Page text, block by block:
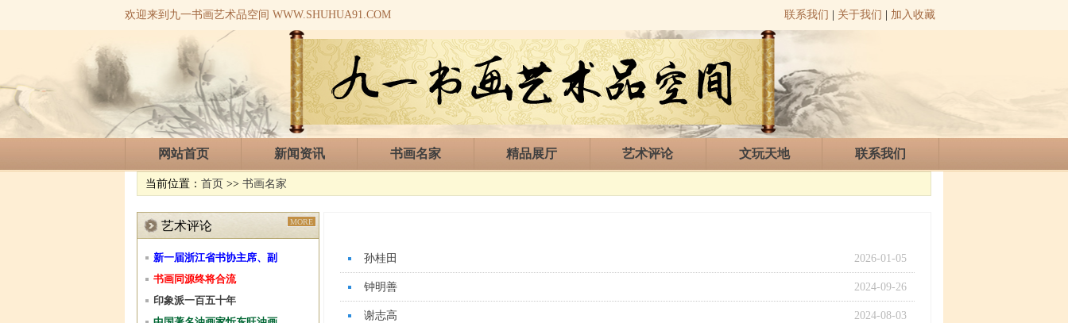
欢迎来到九一书画艺术品空间 WWW.SHUHUA91.COM 联系我们 关于我们 加入收藏
网站首页 新闻资讯 书画名家 精品展厅 艺术评论 文玩天地 联系我们
当前位置： 首页 >> 书画名家
2026-01-05
孙桂田
2024-09-26
钟明善
2024-08-03
谢志高
艺术评论 MORE
新一届浙江省书协主席、副
书画同源终将合流
印象派一百五十年